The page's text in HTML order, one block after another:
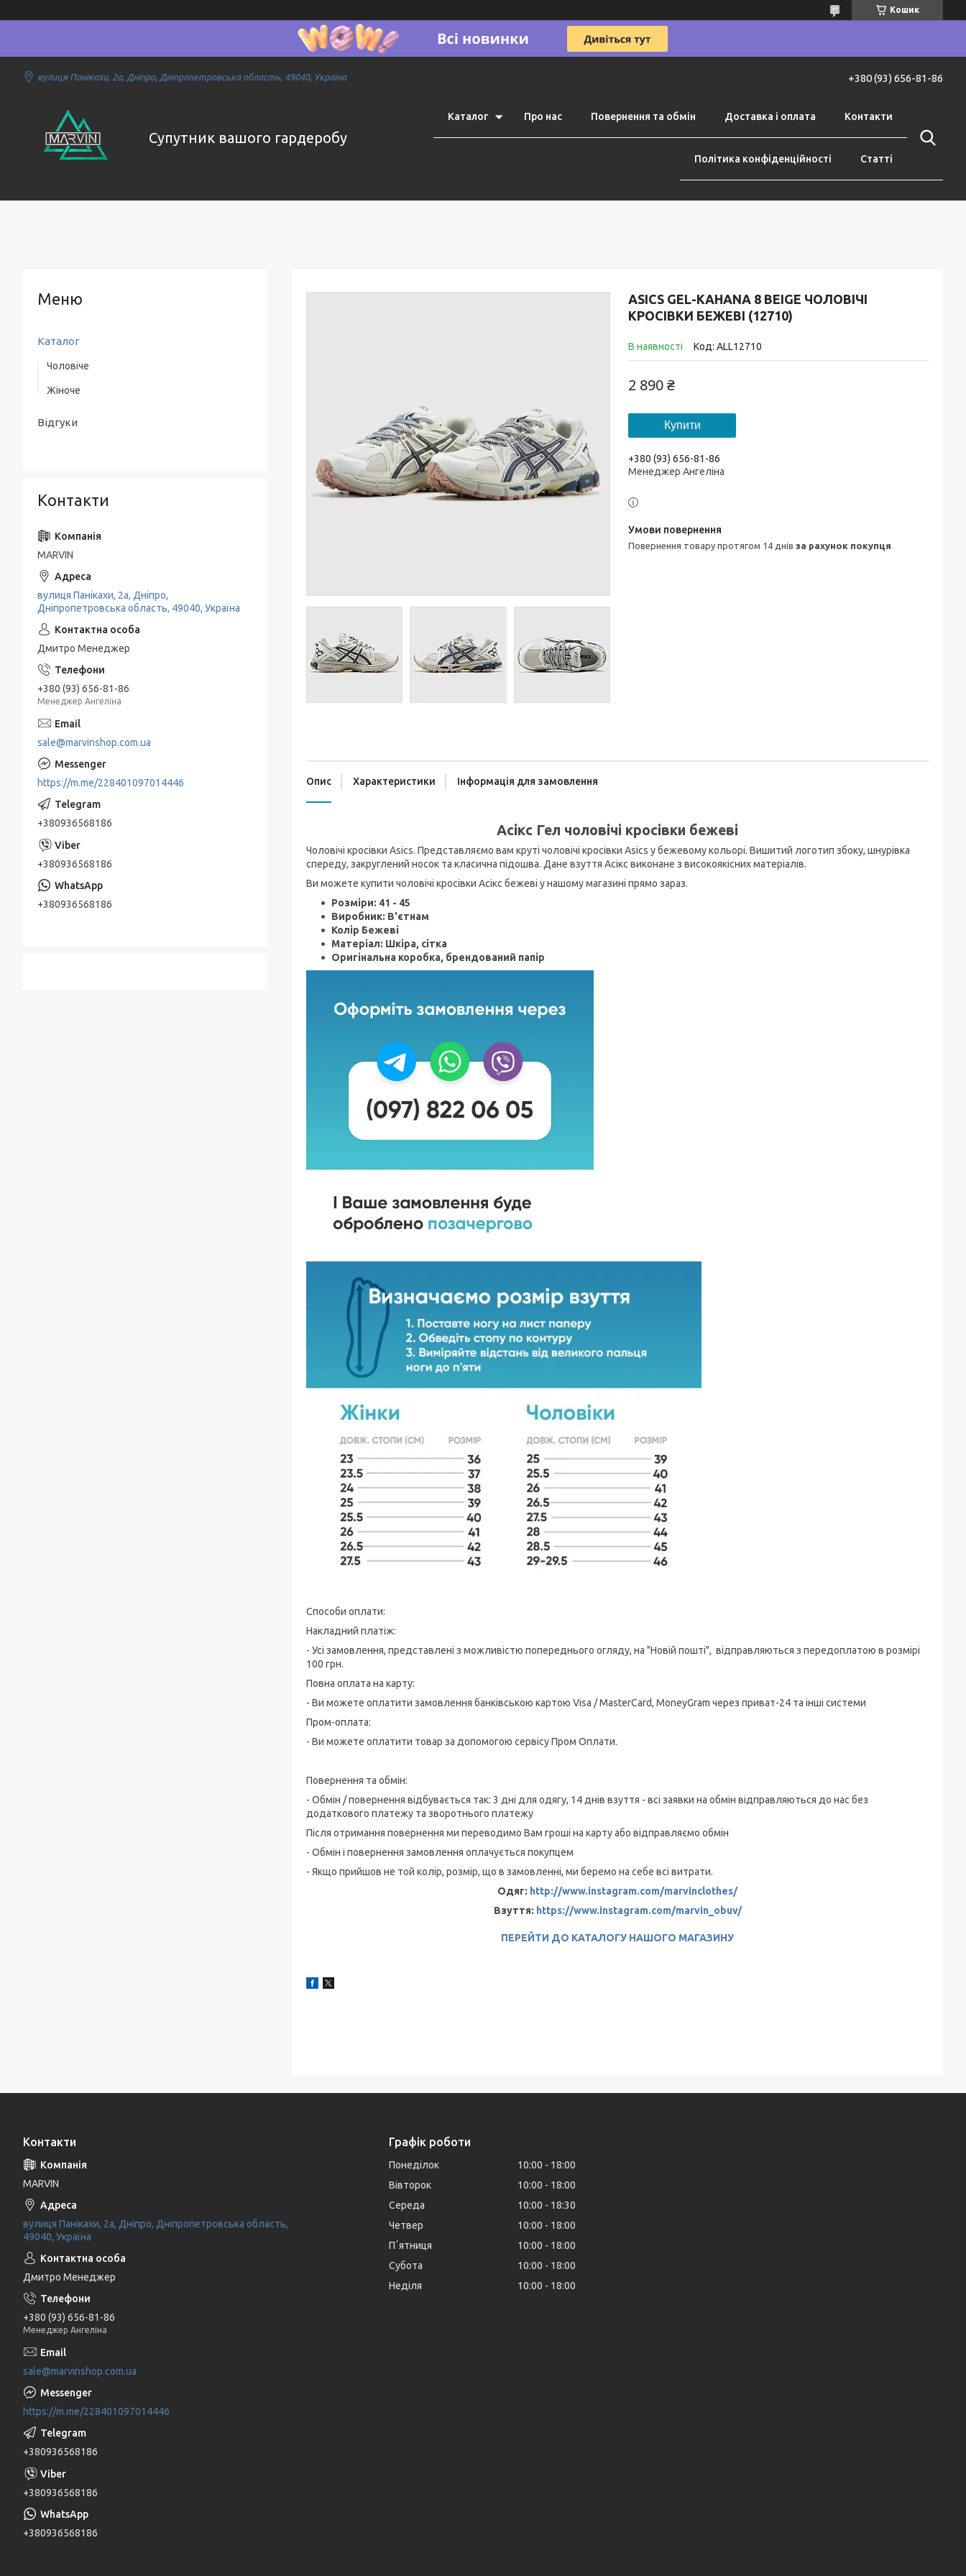
Кошик
вулиця Панікахи, 2а, Дніпро, Дніпропетровська область, 49040, Україна +380 (93) 656-81-86
Супутник вашого гардеробу
Каталог Про нас Повернення та обмін Доставка і оплата Контакти
Політика конфіденційності Статті
ASICS GEL-KAHANA 8 BEIGE ЧОЛОВІЧІ
КРОСІВКИ БЕЖЕВІ (12710)
В наявності Код: ALL12710
2 890 ₴
Купити
+380 (93) 656-81-86
Менеджер Ангеліна
повернення товару протягом 14 днів за рахунок покупця
Опис Характеристики Інформація для замовлення
Асікс Гел чоловічі кросівки бежеві
Чоловічі кросівки Asics. Представляємо вам круті чоловічі кросівки Asics у бежевому кольорі. Вишитий логотип збоку, шнурівка
спереду, закруглений носок та класична підошва. Дане взуття Асікс виконане з високоякісних матеріалів.
Ви можете купити чоловічі кросівки Асікс бежеві у нашому магазині прямо зараз.
Розміри: 41 - 45
Виробник: В'єтнам
Колір Бежеві
Матеріал: Шкіра, сітка
Оригінальна коробка, брендований папір
Способи оплати:
Накладний платіж:
- Усі замовлення, представлені з можливістю попереднього огляду, на "Новій пошті", відправляються з передоплатою в розмірі
100 грн.
Повна оплата на карту:
- Ви можете оплатити замовлення банківською картою Visa / MasterCard, MoneyGram через приват-24 та інші системи
Пром-оплата:
- Ви можете оплатити товар за допомогою сервісу Пром Оплати.
Повернення та обмін:
- Обмін / повернення відбувається так: 3 дні для одягу, 14 днів взуття - всі заявки на обмін відправляються до нас без
додаткового платежу та зворотнього платежу
Після отримання повернення ми переводимо Вам гроші на карту або відправляємо обмін
- Обмін і повернення замовлення оплачується покупцем
- Якщо прийшов не той колір, розмір, що в замовленні, ми беремо на себе всі витрати.
Одяг: http://www.instagram.com/marvinclothes/
Взуття: https://www.instagram.com/marvin_obuv/
ПЕРЕЙТИ ДО КАТАЛОГУ НАШОГО МАГАЗИНУ
Каталог
Чоловіче
Верхній одяг
Жіноче
Відгуки
Контакти
MARVIN
вулиця Панікахи, 2а, Дніпро,
Дніпропетровська область, 49040, Україна
Дмитро Менеджер
+380 (93) 656-81-86
Менеджер Ангеліна
sale@marvinshop.com.ua
https://m.me/228401097014446
+380936568186
+380936568186
+380936568186
Контакти
MARVIN
вулиця Панікахи, 2а, Дніпро, Дніпропетровська область,
49040, Україна
Дмитро Менеджер
+380 (93) 656-81-86
Менеджер Ангеліна
sale@marvinshop.com.ua
https://m.me/228401097014446
+380936568186
+380936568186
+380936568186
Графік роботи
Понеділок 10:00
18:00
Вівторок
10:00
18:00
Середа
10:00
18:30
Четвер
10:00
18:00
Пʼятниця
10:00
18:00
Субота
10:00
18:00
Неділя
10:00 18:00